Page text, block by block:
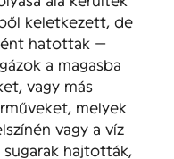
keletkezett, de
hatottak —
a magasba
vagy más
melyek
vagy a víz
hajtották,